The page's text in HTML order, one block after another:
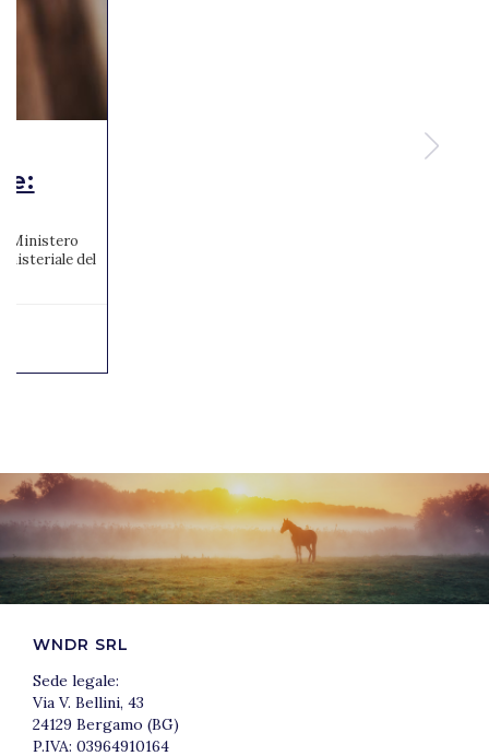
Ministero
del
WNDR SRL
Sede legale:
Via V. Bellini, 43
24129 Bergamo (BG)
P.IVA: 03964910164